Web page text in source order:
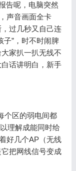
告呢，电脑突然
声音画面全卡
过几秒又自己连
”，时不时闹脾
家扒一扒无线不
话讲明白，新手
个区的弱电间都
理解成能同时给
好几个AP（无线
把网线信号变成